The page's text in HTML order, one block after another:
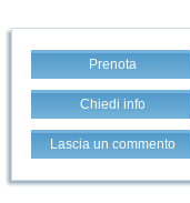
Prenota
Chiedi info
Lascia un commento